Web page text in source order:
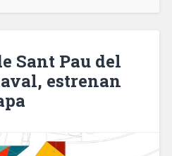
Sant Pau del
estrenan